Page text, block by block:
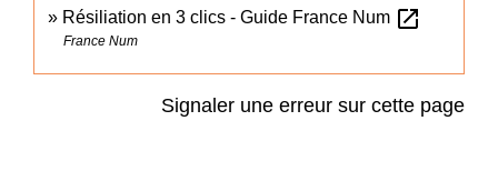
Résiliation en 3 clics - Guide France Num open_in_new
France Num
Signaler une erreur sur cette page